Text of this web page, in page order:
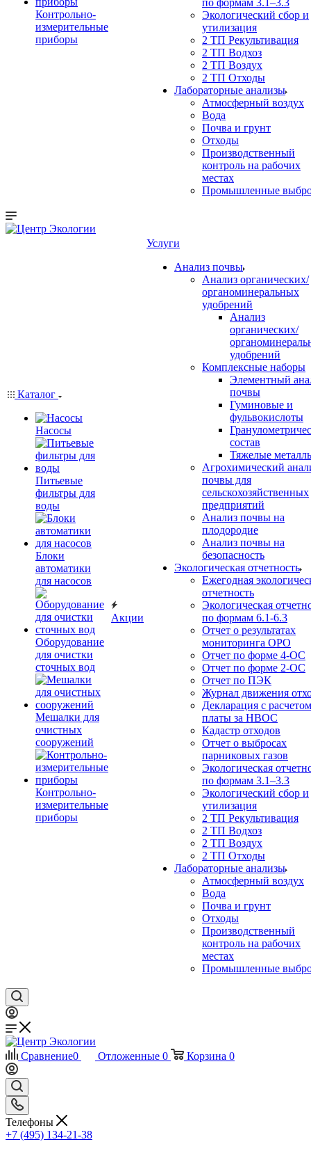
Контрольно-
измерительные
приборы
Экологический сбор и
утилизация
2 ТП Рекультивация
2 ТП Водхоз
2 ТП Воздух
2 ТП Отходы
Лабораторные анализы
Атмосферный воздух
Вода
Почва и грунт
Отходы
Производственный
контроль на рабочих
местах
Промышленные
Каталог
Насосы
Питьевые
фильтры для
воды
Блоки
автоматики
для насосов
Оборудование
для очистки
сточных вод
Мешалки для
очистных
сооружений
Контрольно-
измерительные
приборы
Акции
Услуги
Анализ почвы
Анализ органических/
органоминеральных
удобрений
Анализ
органических/
удобрений
Комплексные наборы
Элементный
почвы
Гуминовые и
фульвокислоты
состав
Тяжелые
Агрохимический
почвы для
сельскохозяйственных
предприятий
Анализ почвы на
плодородие
Анализ почвы на
безопасность
Экологическая отчетность
Ежегодная
отчетность
Экологическая
по формам 6.1-6.3
Отчет о результатах
мониторинга ОРО
Отчет по форме 4-ОС
Отчет по форме 2-ОС
Отчет по ПЭК
Журнал движения
Декларация с расчетом
платы за НВОС
Кадастр отходов
Отчет о выбросах
парниковых газов
Экологическая
по формам 3.1–3.3
Экологический сбор и
утилизация
2 ТП Рекультивация
2 ТП Водхоз
2 ТП Воздух
2 ТП Отходы
Лабораторные анализы
Атмосферный воздух
Вода
Почва и грунт
Отходы
Производственный
контроль на рабочих
местах
Промышленные
Сравнение0 Отложенные 0 Корзина 0
Телефоны
+7 (495) 134-21-38